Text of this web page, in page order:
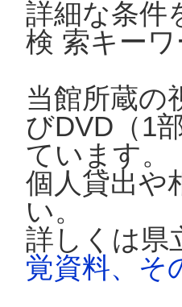
詳細な条件
検 索キー
当館所蔵の
びDVD（1
ています。
個人貸出や
い。
詳しくは県
覚資料、そ